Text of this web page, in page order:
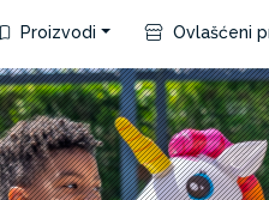
Proizvodi Ovlašćeni